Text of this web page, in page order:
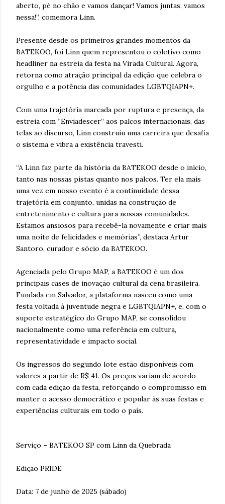
aberto, pé no chão e vamos dançar! Vamos juntas, vamos
nessa!”, comemora Linn.
Presente desde os primeiros grandes momentos da
BATEKOO, foi Linn quem representou o coletivo como
headliner na estreia da festa na Virada Cultural. Agora,
retorna como atração principal da edição que celebra o
orgulho e a potência das comunidades LGBTQIAPN+.
Com uma trajetória marcada por ruptura e presença, da
estreia com “Enviadescer” aos palcos internacionais, das
telas ao discurso, Linn construiu uma carreira que desafia
o sistema e vibra a existência travesti.
“A Linn faz parte da história da BATEKOO desde o início,
tanto nas nossas pistas quanto nos palcos. Ter ela mais
uma vez em nosso evento é a continuidade dessa
trajetória em conjunto, unidas na construção de
entretenimento e cultura para nossas comunidades.
Estamos ansiosos para recebê-la novamente e criar mais
uma noite de felicidades e memórias”, destaca Artur
Santoro, curador e sócio da BATEKOO.
Agenciada pelo Grupo MAP, a BATEKOO é um dos
principais cases de inovação cultural da cena brasileira.
Fundada em Salvador, a plataforma nasceu como uma
festa voltada à juventude negra e LGBTQIAPN+, e, com o
suporte estratégico do Grupo MAP, se consolidou
nacionalmente como uma referência em cultura,
representatividade e impacto social.
Os ingressos do segundo lote estão disponíveis com
valores a partir de R$ 41. Os preços variam de acordo
com cada edição da festa, reforçando o compromisso em
manter o acesso democrático e popular às suas festas e
experiências culturais em todo o país.
Serviço – BATEKOO SP com Linn da Quebrada
Edição PRIDE
Data: 7 de junho de 2025 (sábado)